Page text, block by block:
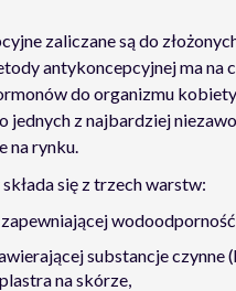
zaliczane są do
antykoncepcyjnej ma na
do organizmu
jednych z najbardziej
na rynku.
się z trzech warstw:
substancje
na skórze,